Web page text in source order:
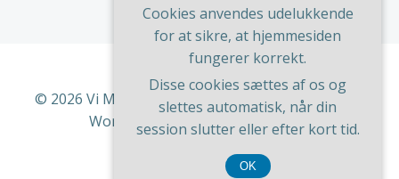
© 2026 Vi Med Hus Og Have. Bygget ved at bruge
WordPress og
ColibriWP Theme .
Cookies anvendes udelukkende
for at sikre, at hjemmesiden
fungerer korrekt.
Disse cookies sættes af os og
slettes automatisk, når din
session slutter eller efter kort tid.
OK